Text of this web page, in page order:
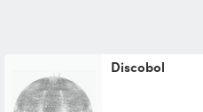
Discobol